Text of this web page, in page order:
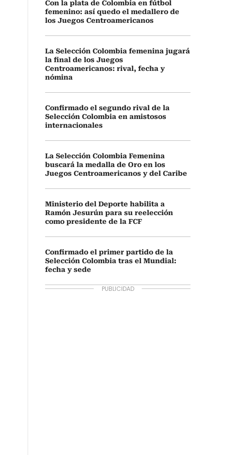
Con la plata de Colombia en fútbol
femenino: así quedo el medallero de
los Juegos Centroamericanos
La Selección Colombia femenina jugará
la final de los Juegos
Centroamericanos: rival, fecha y
nómina
Confirmado el segundo rival de la
Selección Colombia en amistosos
internacionales
La Selección Colombia Femenina
buscará la medalla de Oro en los
Juegos Centroamericanos y del Caribe
Ministerio del Deporte habilita a
Ramón Jesurún para su reelección
como presidente de la FCF
Confirmado el primer partido de la
Selección Colombia tras el Mundial:
fecha y sede